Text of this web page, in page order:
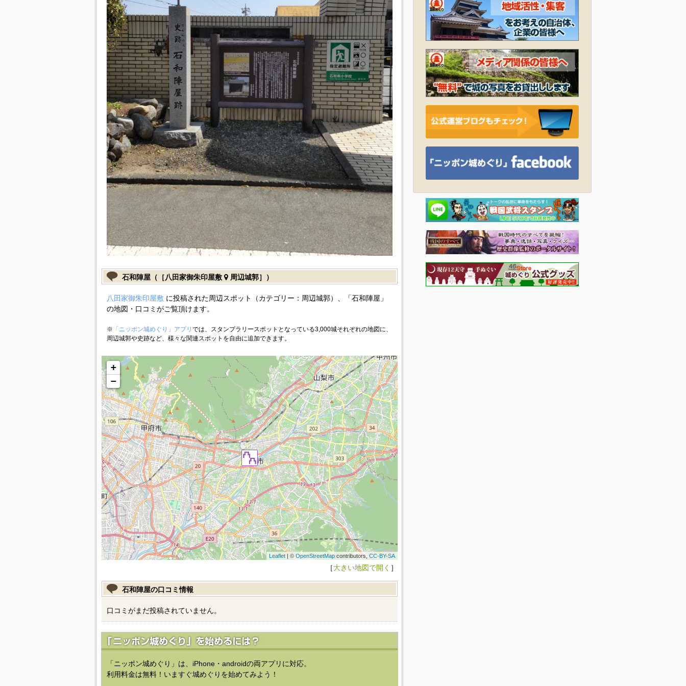
石和陣屋（［八田家御朱印屋敷 周辺城郭］）
八田家御朱印屋敷 に投稿された周辺スポット（カテゴリー：周辺城郭）、「石和陣屋」
の地図・口コミがご覧頂けます。
※ 「ニッポン城めぐり」アプリ では、スタンプラリースポットとなっている3,000城それぞれの地図に、
周辺城郭や史跡など、様々な関連スポットを自由に追加できます。
+
−
Leaflet| © OpenStreetMapcontributors, CC-BY-SA
［大きい地図で開く ］
石和陣屋の口コミ情報
口コミがまだ投稿されていません。
「ニッポン城めぐり」は、iPhone・androidの両アプリに対応。
利用料金は無料！いますぐ城めぐりを始めてみよう！